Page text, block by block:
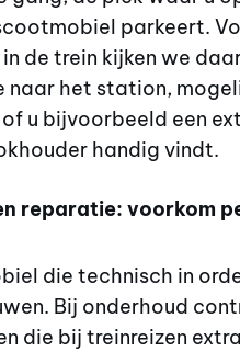
parkeert.
de trein kijken we
naar het station,
u bijvoorbeeld een
handig vindt.
reparatie: voorkom
die technisch in
Bij onderhoud
die bij treinreizen extra